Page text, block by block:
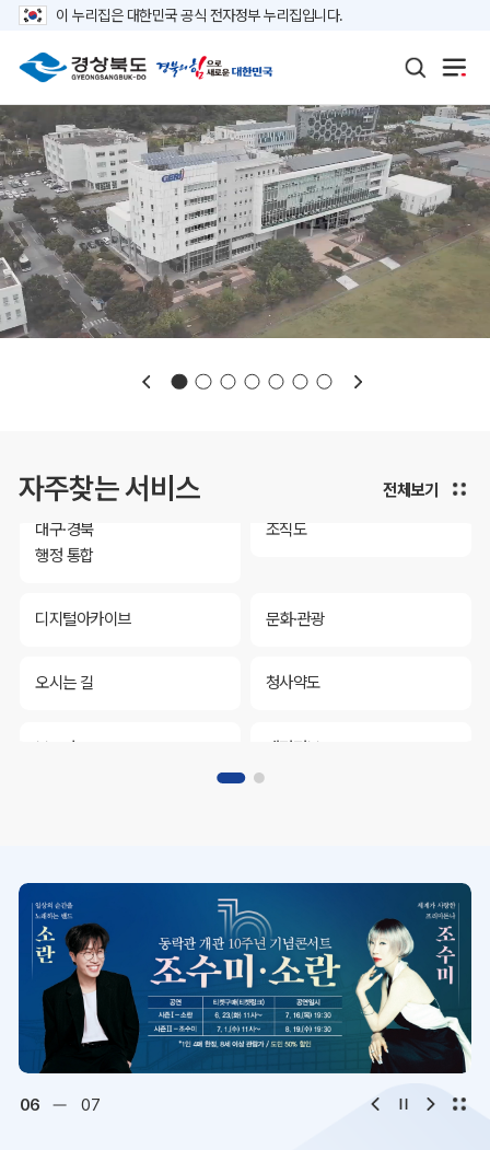
이 누리집은 대한민국 공식 전자정부 누리집입니다.
자주찾는 서비스
보도자료 재정정보
대구·경북
행정 통합
조직도
디지털아카이브 문화·관광
오시는 길 청사약도
보도자료 재정정보
대구·경북
행정 통합
조직도
디지털아카이브 문화·관광
오시는 길
전체보기
06 07